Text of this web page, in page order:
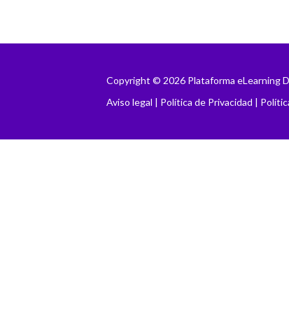
Copyright © 2026 Plataforma eLearning
Aviso legal | Política de Privacidad |